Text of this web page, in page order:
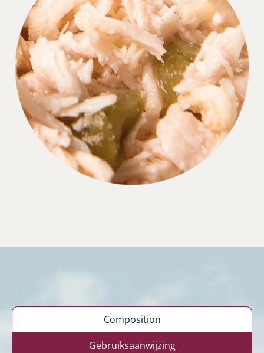
Composition
Gebruiksaanwijzing